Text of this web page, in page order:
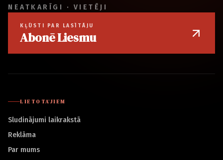
NEATKARĪGI · VIETĒJI
KĻŪSTI PAR LASĪTĀJU
Abonē Liesmu
LIETOTĀJIEM
Sludinājumi laikrakstā
Reklāma
Par mums